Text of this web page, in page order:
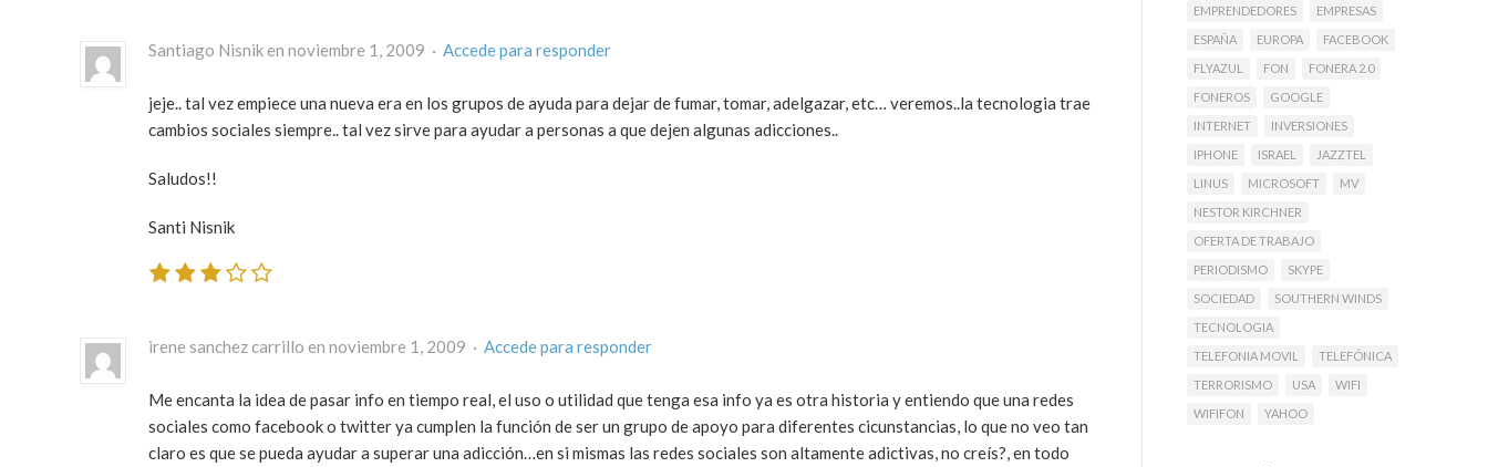
Santiago Nisnik en noviembre 1, 2009 · Accede para responder
jeje.. tal vez empiece una nueva era en los grupos de ayuda para dejar de fumar, tomar, adelgazar, etc… veremos..la tecnologia trae
cambios sociales siempre.. tal vez sirve para ayudar a personas a que dejen algunas adicciones..
Saludos!!
Santi Nisnik
irene sanchez carrillo en noviembre 1, 2009 · Accede para responder
Me encanta la idea de pasar info en tiempo real, el uso o utilidad que tenga esa info ya es otra historia y entiendo que una redes
sociales como facebook o twitter ya cumplen la función de ser un grupo de apoyo para diferentes cicunstancias, lo que no veo tan
claro es que se pueda ayudar a superar una adicción…en si mismas las redes sociales son altamente adictivas, no creís?, en todo
EMPRENDEDORES
EMPRESAS
ESPAÑA
EUROPA
FACEBOOK
FLYAZUL
FON
FONERA 2.0
FONEROS
GOOGLE
INTERNET
INVERSIONES
IPHONE
ISRAEL
JAZZTEL
LINUS
MICROSOFT
MV
NESTOR KIRCHNER
OFERTA DE TRABAJO
PERIODISMO
SKYPE
SOCIEDAD
SOUTHERN WINDS
TECNOLOGIA
TELEFONIA MOVIL
TELEFÓNICA
TERRORISMO
USA
WIFI
WIFIFON
YAHOO